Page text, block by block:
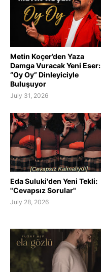
Metin Koçer’den Yaza
Damga Vuracak Yeni Eser:
“Oy Oy” Dinleyiciyle
Buluşuyor
July 31, 2026
Eda Suluki'den Yeni Tekli:
"Cevapsız Sorular"
July 28, 2026